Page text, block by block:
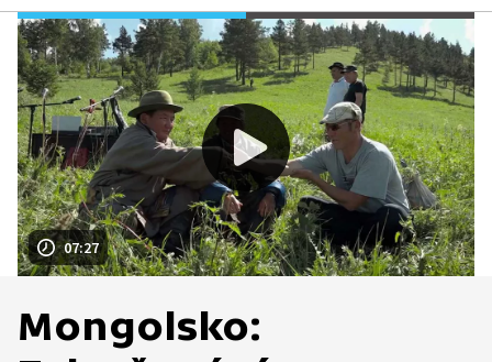
07:27
Mongolsko: